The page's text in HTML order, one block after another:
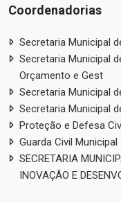
Coordenadorias
Secretaria Municipal
Secretaria Municipal
Orçamento e Gest
Secretaria Municipal
Secretaria Municipal
Proteção e Defesa
Guarda Civil Municipal
SECRETARIA
INOVAÇÃO E